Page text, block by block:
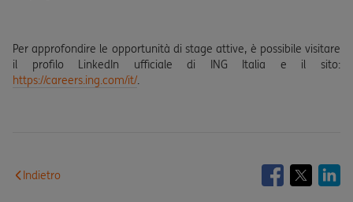
Per approfondire le opportunità di stage attive, è possibile visitare
il profilo LinkedIn ufficiale di ING Italia e il sito:
https://careers.ing.com/it/.
Indietro